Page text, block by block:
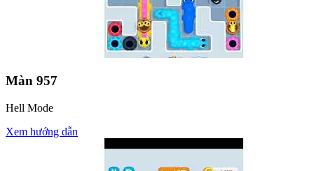
Màn 957
Hell Mode
Xem hướng dẫn